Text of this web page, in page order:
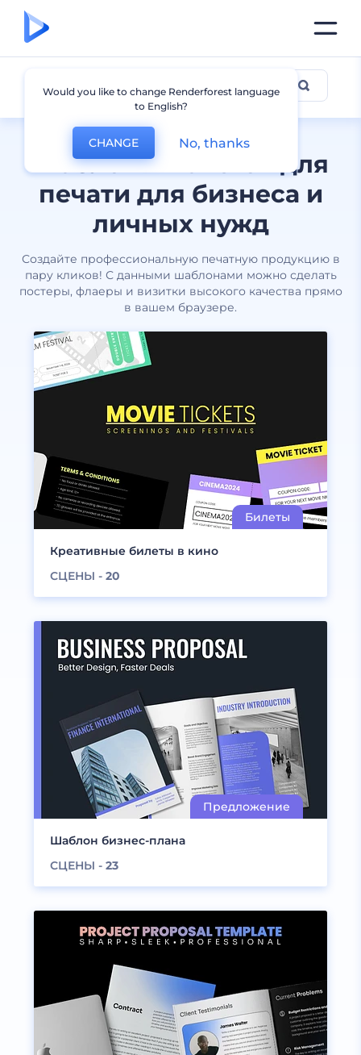
Шаблоны макетов для
печати для бизнеса и
личных нужд
Создайте профессиональную печатную продукцию в
пару кликов! С данными шаблонами можно сделать
постеры, флаеры и визитки высокого качества прямо
в вашем браузере.
Для печати
Креативные билеты в кино
СЦЕНЫ - 20
Шаблон бизнес-плана
СЦЕНЫ - 23
Would you like to change Renderforest language
to English?
CHANGE No, thanks